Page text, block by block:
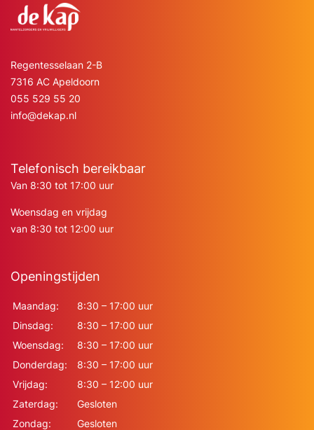
Regentesselaan 2-B
7316 AC Apeldoorn
055 529 55 20
info@dekap.nl
Telefonisch bereikbaar
Van 8:30 tot 17:00 uur
Woensdag en vrijdag
van 8:30 tot 12:00 uur
Openingstijden
Maandag:
8:30 – 17:00 uur
Dinsdag:
8:30 – 17:00 uur
Woensdag:
8:30 – 17:00 uur
Donderdag:
8:30 – 17:00 uur
Vrijdag:
8:30 – 12:00 uur
Zaterdag:
Gesloten
Zondag:
Gesloten